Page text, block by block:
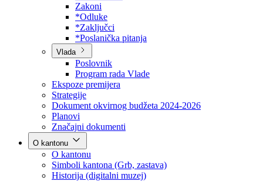
Poslovnik
Program rada Skupštine
Budžet 2026
Zakoni
*Odluke
*Zaključci
*Poslanička pitanja
Vlada
Poslovnik
Program rada Vlade
Ekspoze premijera
Strategije
Dokument okvirnog budžeta 2024-2026
Planovi
Značajni dokumenti
O kantonu